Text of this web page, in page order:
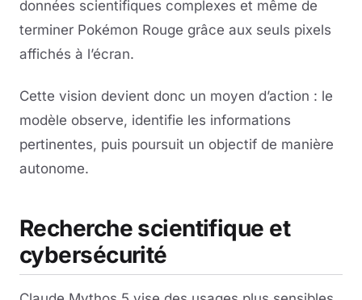
données scientifiques complexes et même de
terminer Pokémon Rouge grâce aux seuls pixels
affichés à l’écran.
Cette vision devient donc un moyen d’action : le
modèle observe, identifie les informations
pertinentes, puis poursuit un objectif de manière
autonome.
Recherche scientifique et
cybersécurité